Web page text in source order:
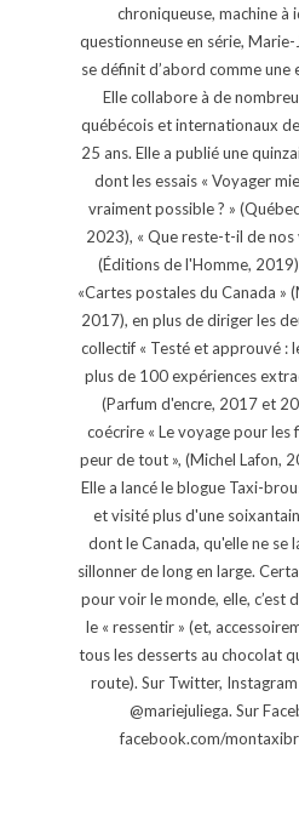
chroniqueuse, machine à
questionneuse en série, Marie-
se définit d’abord comme une
Elle collabore à de
québécois et internationaux
25 ans. Elle a publié une
dont les essais « Voyager
vraiment possible ? »
2023), « Que reste-t-il de nos
(Éditions de l'Homme,
«Cartes postales du Canada »
2017), en plus de diriger les
collectif « Testé et approuvé :
plus de 100 expériences
(Parfum d'encre, 2017 et
coécrire « Le voyage pour les
peur de tout », (Michel Lafon,
Elle a lancé le blogue Taxi-
et visité plus d'une
dont le Canada, qu'elle ne se
sillonner de long en large.
pour voir le monde, elle, c’est
le « ressentir » (et,
tous les desserts au chocolat
route). Sur Twitter,
@mariejuliega. Sur
facebook.com/